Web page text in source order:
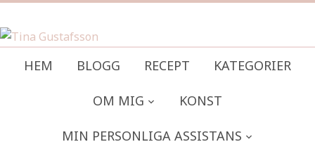
HEM BLOGG RECEPT KATEGORIER
OM MIG KONST
MIN PERSONLIGA ASSISTANS